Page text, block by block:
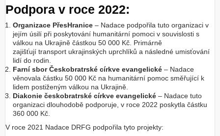
Podpora v roce 2022:
Organizace PřesHranice – Nadace podpořila tuto organizaci v
jejím úsilí při poskytování humanitární pomoci v souvislosti s
válkou na Ukrajině částkou 50 000 Kč. Primárně
zajišťují transport ukrajinských uprchlíků a následné umisťování
lidí do rodin.
Farní sbor Českobratrské církve evangelické – Nadace
věnovala částku 50 000 Kč na humanitární pomoc směřující k
lidem postiženým válkou na Ukrajině.
Diakonie českobratrské církve evangelické – Nadace tuto
organizaci dlouhodobě podporuje, v roce 2022 poskytla částku
360 000 Kč.
V roce 2021 Nadace DRFG podpořila tyto projekty: